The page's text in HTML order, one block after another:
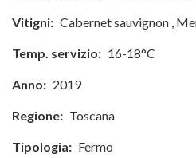
Vitigni: Cabernet sauvignon ,
Temp. servizio: 16-18°C
Anno: 2019
Regione: Toscana
Tipologia: Fermo